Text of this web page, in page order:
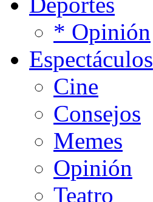
* Opinión
Espectáculos
Cine
Consejos
Memes
Opinión
Teatro